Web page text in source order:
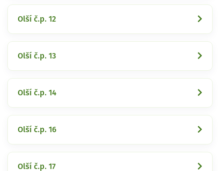
Olší č.p. 12
Olší č.p. 13
Olší č.p. 14
Olší č.p. 16
Olší č.p. 17